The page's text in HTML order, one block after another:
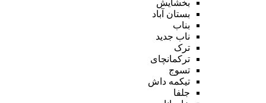
بخشایش
بستان آباد
بناب
ناب جدید
ترک
ترکمانچای
تسوج
تیکمه داش
جلفا